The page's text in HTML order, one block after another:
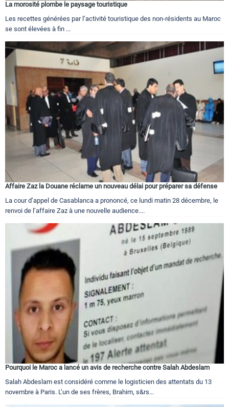
La morosité plombe le paysage touristique
Les recettes générées par l’activité touristique des non-résidents au Maroc
se sont élevées à fin ...
Affaire Zaz la Douane réclame un nouveau délai pour préparer sa défense
La cour d’appel de Casablanca a prononcé, ce lundi matin 28 décembre, le
renvoi de l’affaire Zaz à une nouvelle audience....
Pourquoi le Maroc a lancé un avis de recherche contre Salah Abdeslam
Salah Abdeslam est considéré comme le logisticien des attentats du 13
novembre à Paris. L’un de ses frères, Brahim, s&rs...